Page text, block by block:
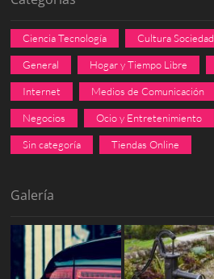
Ciencia Tecnología Cultura Sociedad
General Hogar y Tiempo Libre
Internet Medios de Comunicación
Negocios Ocio y Entretenimiento
Sin categoría Tiendas Online
Galería